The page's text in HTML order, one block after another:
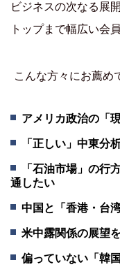
ビジネスの次なる展
トップまで幅広い会
こんな方々にお薦め
アメリカ政治の「
「正しい」中東分
「石油市場」の行
通したい
中国と「香港・台
米中露関係の展望
偏っていない「韓